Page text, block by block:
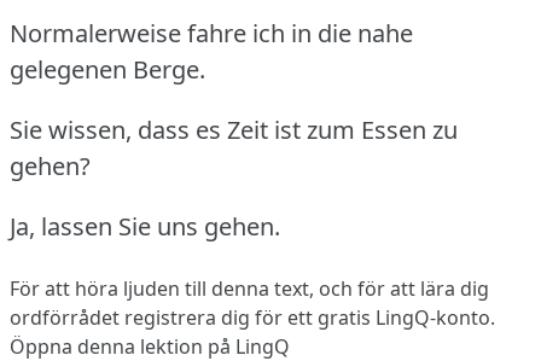
Normalerweise fahre ich in die nahe
gelegenen Berge.
Sie wissen, dass es Zeit ist zum Essen zu
gehen?
Ja, lassen Sie uns gehen.
För att höra ljuden till denna text, och för att lära dig
ordförrådet registrera dig för ett gratis LingQ-konto.
Öppna denna lektion på LingQ